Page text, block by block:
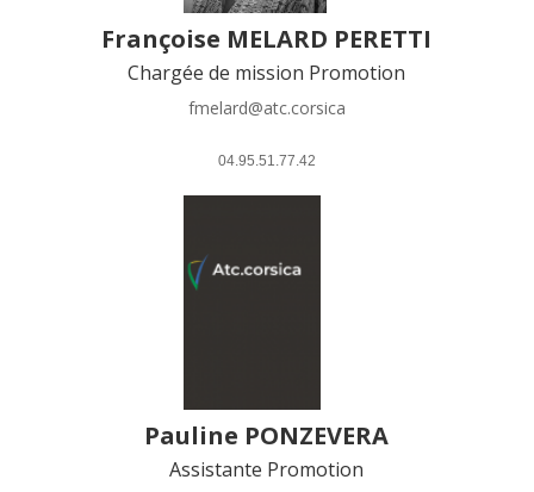
Françoise MELARD PERETTI
Chargée de mission Promotion
fmelard@atc.corsica
04.95.51.77.42
Pauline PONZEVERA
Assistante Promotion